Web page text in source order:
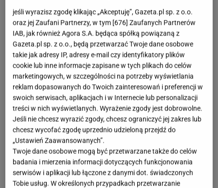
Wystarczy chwila cieplejszejpogodyi z ziemi
zaczynają wychodzić pierwsze czerwone pędy. Nie
każdy jednak wie, że można pobudzić roślinę do
szybszego wzrostu i sprawić, że będzie gotowa do
zbioru nawet kilka tygodni wcześniej. Doświadczeni
działkowcy od dawna wykorzystują prostą metodę,
która nie wymaga specjalistycznego sprzętu ani
drogich preparatów. Sekret tkwi w odcięciu światła i
zatrzymaniu ciepła wokół rośliny.
jeśli wyrazisz zgodę klikając „Akceptuję”, Gazeta.pl sp. z o.o.
oraz jej Zaufani Partnerzy, w tym [676] Zaufanych Partnerów
IAB, jak również Agora S.A. będąca spółką powiązaną z
Gazeta.pl sp. z o.o., będą przetwarzać Twoje dane osobowe
takie jak adresy IP, adresy e-mail czy identyfikatory plików
cookie lub inne informacje zapisane w tych plikach do celów
marketingowych, w szczególności na potrzeby wyświetlania
reklam dopasowanych do Twoich zainteresowań i preferencji w
swoich serwisach, aplikacjach i w Internecie lub personalizacji
treści w nich wyświetlanych. Wyrażenie zgody jest dobrowolne.
Jeśli nie chcesz wyrazić zgody, chcesz ograniczyć jej zakres lub
chcesz wycofać zgodę uprzednio udzieloną przejdź do
„Ustawień Zaawansowanych”.
Twoje dane osobowe mogą być przetwarzane także do celów
badania i mierzenia informacji dotyczących funkcjonowania
serwisów i aplikacji lub łączone z danymi dot. świadczonych
Tobie usług. W określonych przypadkach przetwarzanie